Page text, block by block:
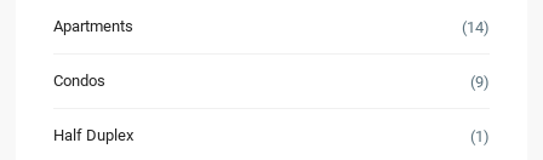
Apartments (14)
Condos (9)
Half Duplex (1)